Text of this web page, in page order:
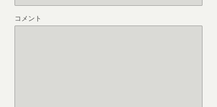
コメント